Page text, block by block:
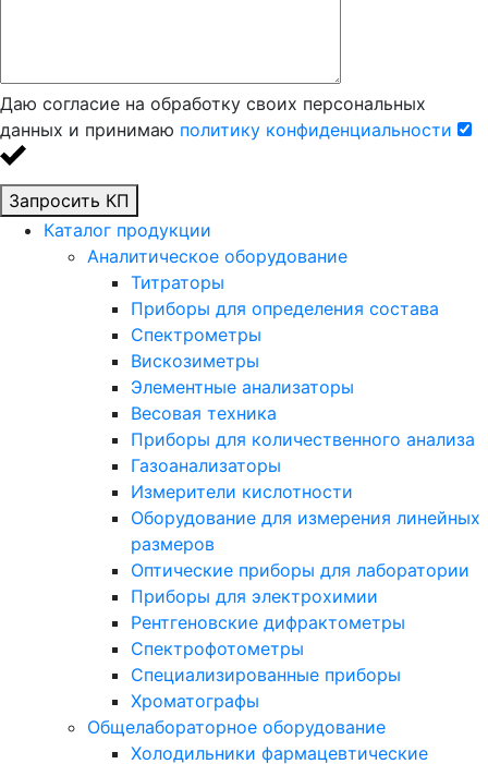
Даю согласие на обработку своих персональных
данных и принимаю политику конфиденциальности
Запросить КП
Каталог продукции
Аналитическое оборудование
Титраторы
Приборы для определения состава
Спектрометры
Вискозиметры
Элементные анализаторы
Весовая техника
Приборы для количественного анализа
Газоанализаторы
Измерители кислотности
Оборудование для измерения линейных
размеров
Оптические приборы для лаборатории
Приборы для электрохимии
Рентгеновские дифрактометры
Спектрофотометры
Специализированные приборы
Хроматографы
Общелабораторное оборудование
Холодильники фармацевтические